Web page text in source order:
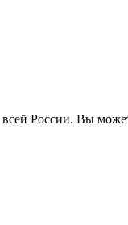
России. Вы